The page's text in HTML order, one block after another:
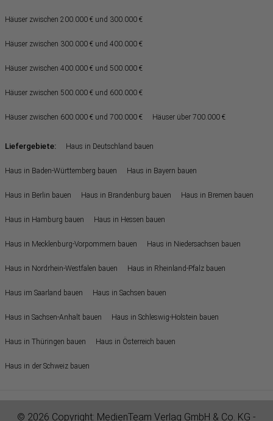
Häuser zwischen 200.000 € und 300.000 €
Häuser zwischen 300.000 € und 400.000 €
Häuser zwischen 400.000 € und 500.000 €
Häuser zwischen 500.000 € und 600.000 €
Häuser zwischen 600.000 € und 700.000 € Häuser über 700.000 €
Liefergebiete: Haus in Deutschland bauen
Haus in Baden-Württemberg bauen Haus in Bayern bauen
Haus in Berlin bauen Haus in Brandenburg bauen Haus in Bremen bauen
Haus in Hamburg bauen Haus in Hessen bauen
Haus in Mecklenburg-Vorpommern bauen Haus in Niedersachsen bauen
Haus in Nordrhein-Westfalen bauen Haus in Rheinland-Pfalz bauen
Haus im Saarland bauen Haus in Sachsen bauen
Haus in Sachsen-Anhalt bauen Haus in Schleswig-Holstein bauen
Haus in Thüringen bauen Haus in Österreich bauen
Haus in der Schweiz bauen
© 2026 Copyright: MedienTeam Verlag GmbH & Co. KG -